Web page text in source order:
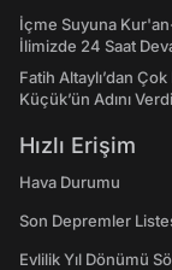
İçme Suyuna Kur'an-
İlimizde 24 Saat
Fatih Altaylı’dan
Küçük’ün Adını Verdi
Hızlı Erişim
Hava Durumu
Son Depremler
Evlilik Yıl Dönümü